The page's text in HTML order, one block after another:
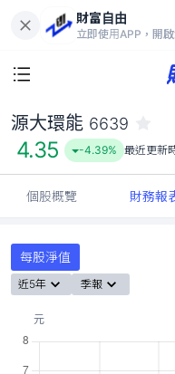
財富自由
立即使用APP，開4.35
源大環能 6639
4.35 -4.39% 最近更新
個股概覽 財務報
每股淨值
近5年 季報